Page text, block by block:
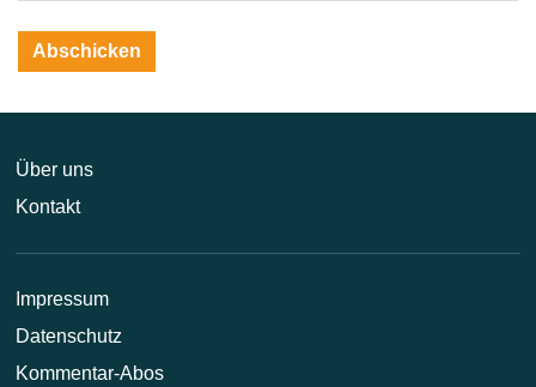
Über uns
Kontakt
Impressum
Datenschutz
Kommentar-Abos